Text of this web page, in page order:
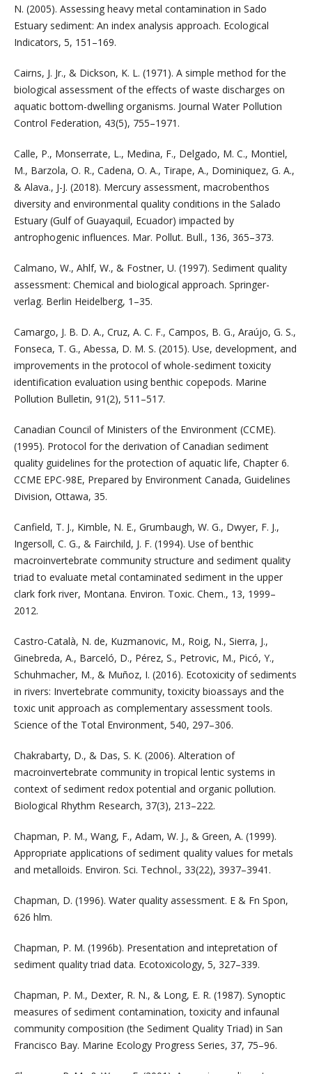
N. (2005). Assessing heavy metal contamination in Sado
Estuary sediment: An index analysis approach. Ecological
Indicators, 5, 151–169.
Cairns, J. Jr., & Dickson, K. L. (1971). A simple method for the
biological assessment of the effects of waste discharges on
aquatic bottom-dwelling organisms. Journal Water Pollution
Control Federation, 43(5), 755–1971.
Calle, P., Monserrate, L., Medina, F., Delgado, M. C., Montiel,
M., Barzola, O. R., Cadena, O. A., Tirape, A., Dominiquez, G. A.,
& Alava., J-J. (2018). Mercury assessment, macrobenthos
diversity and environmental quality conditions in the Salado
Estuary (Gulf of Guayaquil, Ecuador) impacted by
antrophogenic influences. Mar. Pollut. Bull., 136, 365–373.
Calmano, W., Ahlf, W., & Fostner, U. (1997). Sediment quality
assessment: Chemical and biological approach. Springer-
verlag. Berlin Heidelberg, 1–35.
Camargo, J. B. D. A., Cruz, A. C. F., Campos, B. G., Araújo, G. S.,
Fonseca, T. G., Abessa, D. M. S. (2015). Use, development, and
improvements in the protocol of whole-sediment toxicity
identification evaluation using benthic copepods. Marine
Pollution Bulletin, 91(2), 511–517.
Canadian Council of Ministers of the Environment (CCME).
(1995). Protocol for the derivation of Canadian sediment
quality guidelines for the protection of aquatic life, Chapter 6.
CCME EPC-98E, Prepared by Environment Canada, Guidelines
Division, Ottawa, 35.
Canfield, T. J., Kimble, N. E., Grumbaugh, W. G., Dwyer, F. J.,
Ingersoll, C. G., & Fairchild, J. F. (1994). Use of benthic
macroinvertebrate community structure and sediment quality
triad to evaluate metal contaminated sediment in the upper
clark fork river, Montana. Environ. Toxic. Chem., 13, 1999–
2012.
Castro-Català, N. de, Kuzmanovic, M., Roig, N., Sierra, J.,
Ginebreda, A., Barceló, D., Pérez, S., Petrovic, M., Picó, Y.,
Schuhmacher, M., & Muñoz, I. (2016). Ecotoxicity of sediments
in rivers: Invertebrate community, toxicity bioassays and the
toxic unit approach as complementary assessment tools.
Science of the Total Environment, 540, 297–306.
Chakrabarty, D., & Das, S. K. (2006). Alteration of
macroinvertebrate community in tropical lentic systems in
context of sediment redox potential and organic pollution.
Biological Rhythm Research, 37(3), 213–222.
Chapman, P. M., Wang, F., Adam, W. J., & Green, A. (1999).
Appropriate applications of sediment quality values for metals
and metalloids. Environ. Sci. Technol., 33(22), 3937–3941.
Chapman, D. (1996). Water quality assessment. E & Fn Spon,
626 hlm.
Chapman, P. M. (1996b). Presentation and intepretation of
sediment quality triad data. Ecotoxicology, 5, 327–339.
Chapman, P. M., Dexter, R. N., & Long, E. R. (1987). Synoptic
measures of sediment contamination, toxicity and infaunal
community composition (the Sediment Quality Triad) in San
Francisco Bay. Marine Ecology Progress Series, 37, 75–96.